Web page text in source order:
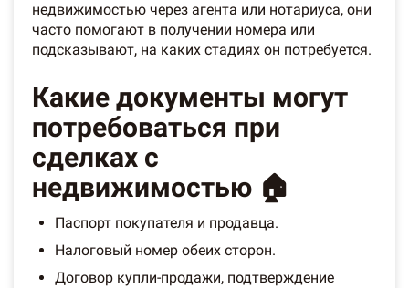
недвижимостью через агента или нотариуса, они
часто помогают в получении номера или
подсказывают, на каких стадиях он потребуется.
Какие документы могут
потребоваться при
сделках с
недвижимостью 🏠
Паспорт покупателя и продавца.
Налоговый номер обеих сторон.
Договор купли-продажи, подтверждение